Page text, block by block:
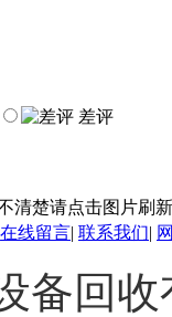
差评
在线留言| 联系我们|
备回